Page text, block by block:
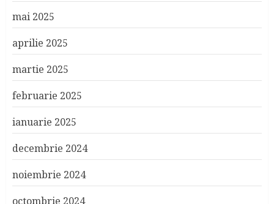
mai 2025
aprilie 2025
martie 2025
februarie 2025
ianuarie 2025
decembrie 2024
noiembrie 2024
octombrie 2024